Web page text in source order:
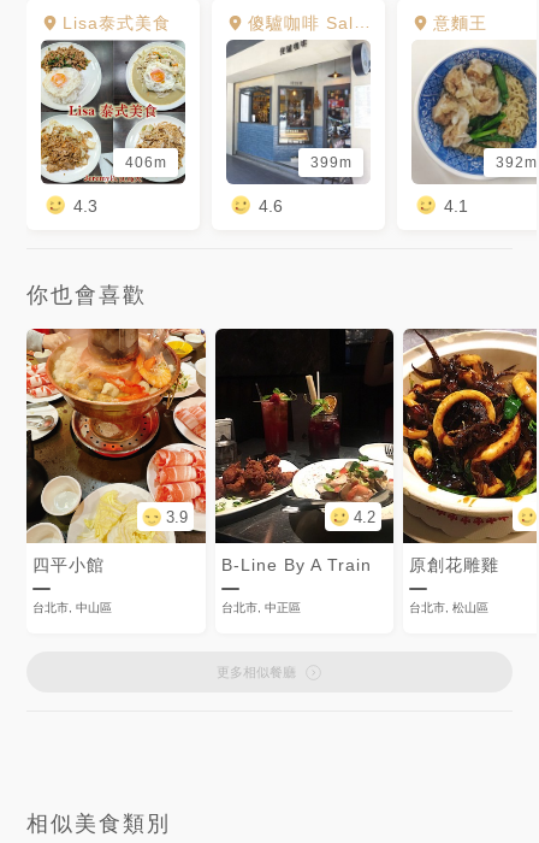
Lisa泰式美食
406m
4.3
傻驢咖啡 Salut Coffee
399m
4.6
意麵王
392m
4.1
你也會喜歡
3.9
四平小館
台北市, 中山區
4.2
B-Line By A Train
台北市, 中正區
原創花雕雞
台北市, 松山區
更多相似餐廳
相似美食類別